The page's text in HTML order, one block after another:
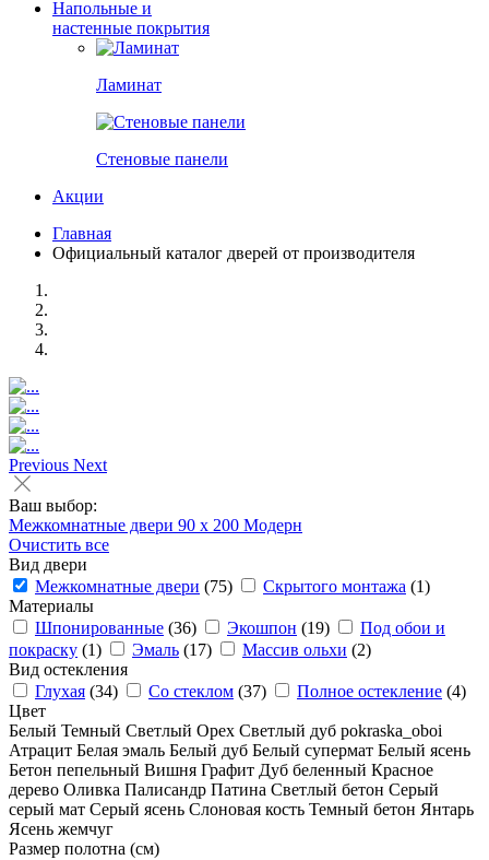
Напольные и
настенные покрытия
Ламинат
Стеновые панели
Акции
Главная
Официальный каталог дверей от производителя
Previous Next
Ваш выбор:
Межкомнатные двери 90 x 200 Модерн
Очистить все
Вид двери
Межкомнатные двери (75) Скрытого монтажа (1)
Материалы
Шпонированные (36) Экошпон (19)
Под обои и
покраску (1) Эмаль (17) Массив ольхи (2)
Вид остекления
Глухая (34) Со стеклом (37) Полное остекление (4)
Цвет
Белый Темный Светлый Орех Светлый дуб pokraska_oboi
Атрацит Белая эмаль Белый дуб Белый супермат Белый ясень
Бетон пепельный Вишня Графит Дуб беленный Красное
дерево Оливка Палисандр Патина Светлый бетон Серый
серый мат Серый ясень Слоновая кость Темный бетон Янтарь
Ясень жемчуг
Размер полотна (см)